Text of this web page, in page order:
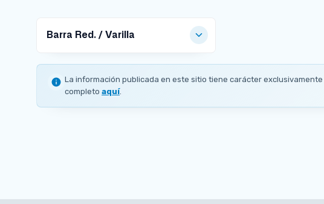
Barra Red. / Varilla
Ø
m
La información publicada en este sitio tiene carácter
completo aquí.